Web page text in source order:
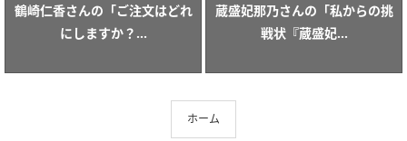
鶴崎仁香さんの「ご注文はどれ
にしますか？...
蔵盛妃那乃さんの「私からの挑
戦状『蔵盛妃...
ホーム